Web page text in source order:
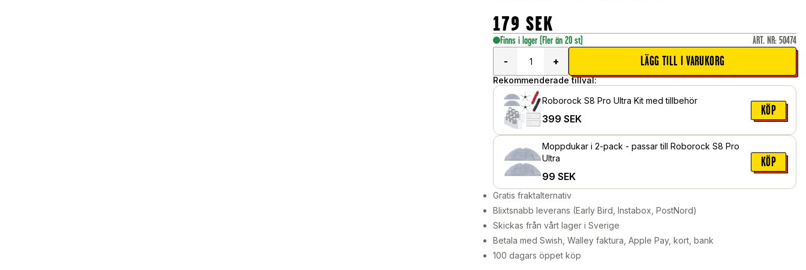
179 SEK
Finns i lager (Fler än 20 st) ART. NR: 50474
-
+ LÄGG TILL I VARUKORG
Rekommenderade tillval:
Roborock S8 Pro Ultra Kit med tillbehör
399 SEK
KÖP
Moppdukar i 2-pack - passar till Roborock S8 Pro
Ultra
99 SEK
KÖP
Gratis fraktalternativ
Blixtsnabb leverans (Early Bird, Instabox, PostNord)
Skickas från vårt lager i Sverige
Betala med Swish, Walley faktura, Apple Pay, kort, bank
100 dagars öppet köp